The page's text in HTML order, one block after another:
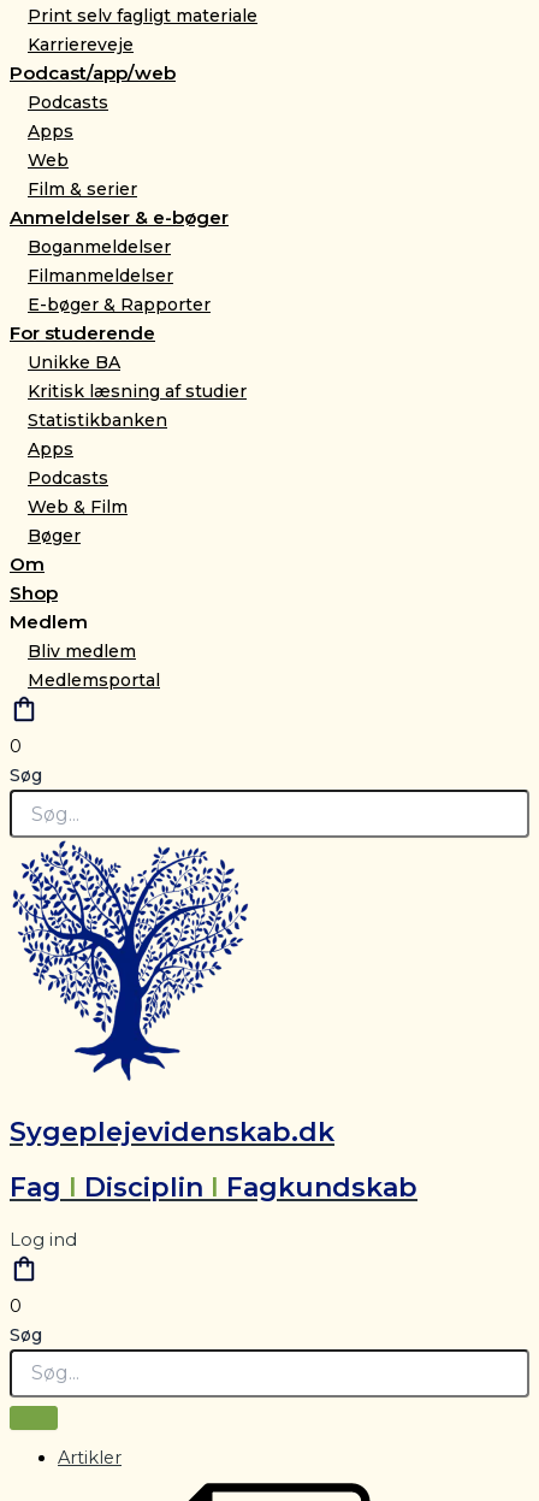
Print selv fagligt materiale
Karriereveje
Podcast/app/web
Podcasts
Apps
Web
Film & serier
Anmeldelser & e-bøger
Boganmeldelser
Filmanmeldelser
E-bøger & Rapporter
For studerende
Unikke BA
Kritisk læsning af studier
Statistikbanken
Apps
Podcasts
Web & Film
Bøger
Om
Shop
Medlem
Bliv medlem
Medlemsportal
0
Søg
Sygeplejevidenskab.dk
Fag I Disciplin I Fagkundskab
Log ind
0
Søg
Artikler